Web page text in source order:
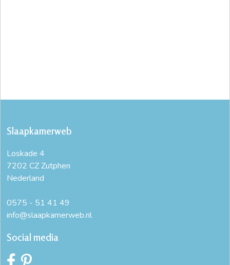
Slaapkamerweb
Loskade 4
7202 CZ Zutphen
Nederland
0575 - 51 41 49
info@slaapkamerweb.nl
Social media